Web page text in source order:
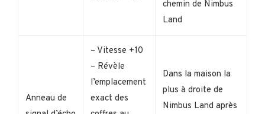
chemin de Nimbus
Land
Anneau de
– Vitesse +10
– Révèle
l’emplacement
exact des
Dans la maison la
plus à droite de
Nimbus Land après